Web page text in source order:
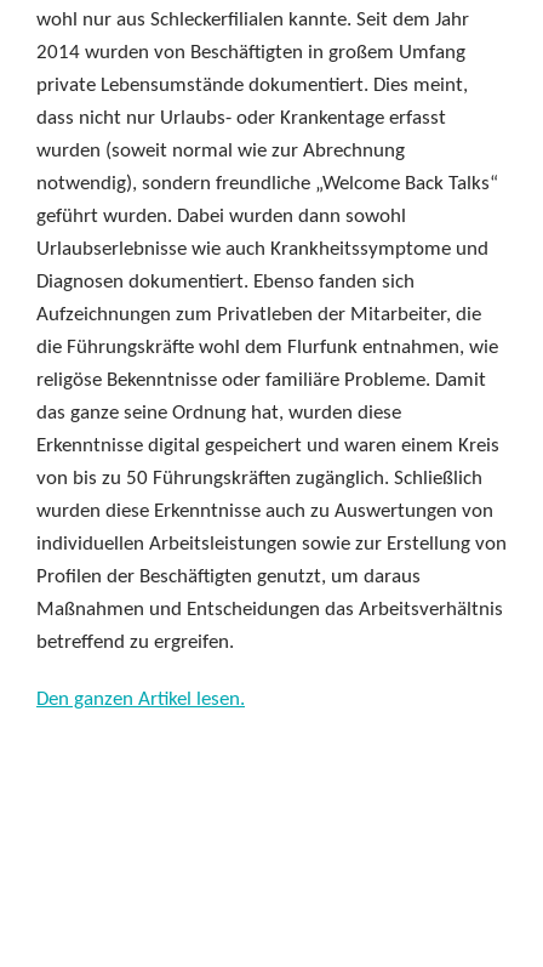
wohl nur aus Schleckerfilialen kannte. Seit dem Jahr
2014 wurden von Beschäftigten in großem Umfang
private Lebensumstände dokumentiert. Dies meint,
dass nicht nur Urlaubs- oder Krankentage erfasst
wurden (soweit normal wie zur Abrechnung
notwendig), sondern freundliche „Welcome Back Talks“
geführt wurden. Dabei wurden dann sowohl
Urlaubserlebnisse wie auch Krankheitssymptome und
Diagnosen dokumentiert. Ebenso fanden sich
Aufzeichnungen zum Privatleben der Mitarbeiter, die
die Führungskräfte wohl dem Flurfunk entnahmen, wie
religöse Bekenntnisse oder familiäre Probleme. Damit
das ganze seine Ordnung hat, wurden diese
Erkenntnisse digital gespeichert und waren einem Kreis
von bis zu 50 Führungskräften zugänglich. Schließlich
wurden diese Erkenntnisse auch zu Auswertungen von
individuellen Arbeitsleistungen sowie zur Erstellung von
Profilen der Beschäftigten genutzt, um daraus
Maßnahmen und Entscheidungen das Arbeitsverhältnis
betreffend zu ergreifen.
Den ganzen Artikel lesen.